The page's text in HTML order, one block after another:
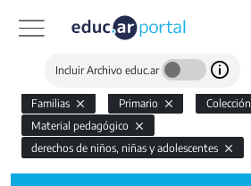
Incluir Archivo educ.ar
Familias Primario
Colección
Material pedagógico
derechos de niños, niñas y adolescentes